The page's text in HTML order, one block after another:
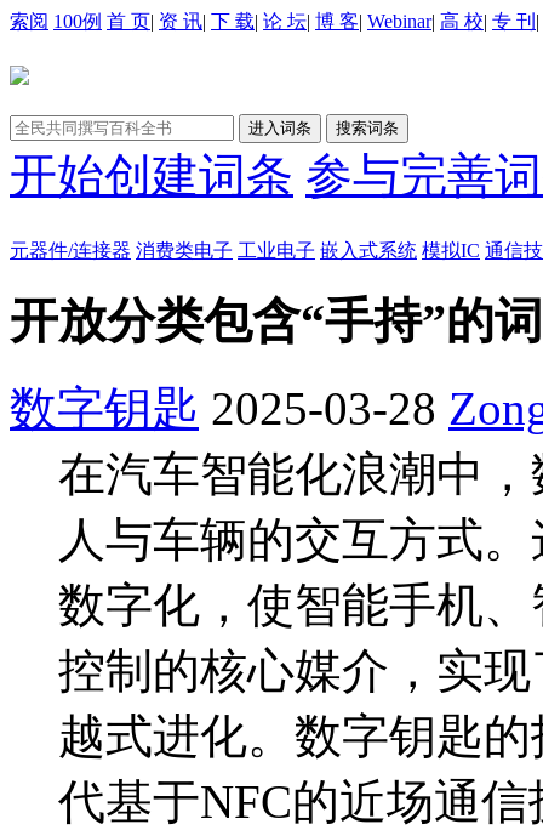
索阅 100例 首 页| 资 讯| 下 载| 论 坛| 博 客| Webinar| 高 校| 专 刊 |
开始创建词条 参与完善
元器件/连接器 消费类电子 工业电子 嵌入式系统 模拟IC 通信
开放分类包含“手持”的
数字钥匙 2025-03-28
在汽车智能化浪潮中
人与车辆的交互方式
数字化，使智能手机
控制的核心媒介，实
越式进化。数字钥匙
代基于NFC的近场通